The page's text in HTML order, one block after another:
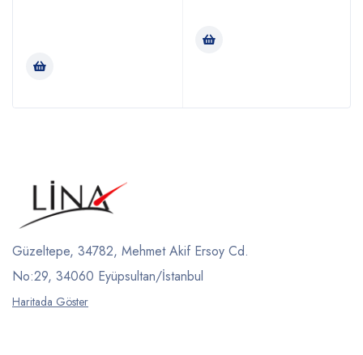
Güzeltepe, 34782, Mehmet Akif Ersoy Cd.
No:29, 34060 Eyüpsultan/İstanbul
Haritada Göster